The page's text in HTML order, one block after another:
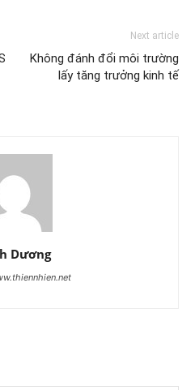
Next article
Không đánh đổi môi trường
lấy tăng trưởng kinh tế
Dương